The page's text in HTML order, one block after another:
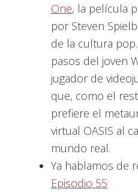
One, la película
por Steven
de la cultura
pasos del joven
jugador de
que, como el
prefiere el
virtual OASIS al
mundo real.
Ya hablamos de
Episodio 55